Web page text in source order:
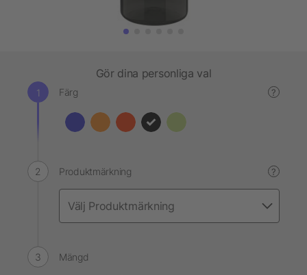
Gör dina personliga val
Färg ?
Produktmärkning ?
Mängd